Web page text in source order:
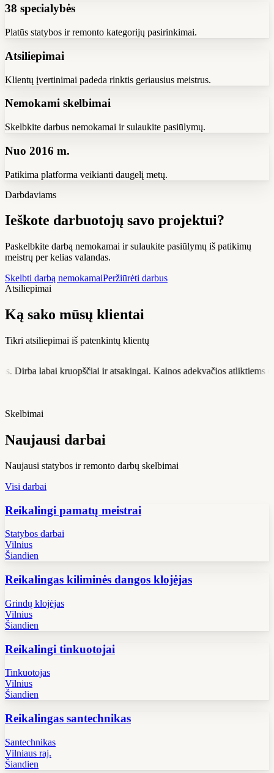
38 specialybės
Platūs statybos ir remonto kategorijų pasirinkimai.
Atsiliepimai
Klientų įvertinimai padeda rinktis geriausius meistrus.
Nemokami skelbimai
Skelbkite darbus nemokamai ir sulaukite pasiūlymų.
Nuo 2016 m.
Patikima platforma veikianti daugelį metų.
Darbdaviams
Ieškote darbuotojų savo projektui?
Paskelbkite darbą nemokamai ir sulaukite pasiūlymų iš patikimų
meistrų per kelias valandas.
Skelbti darbą nemokamaiPeržiūrėti darbus
Atsiliepimai
Ką sako mūsų klientai
Tikri atsiliepimai iš patenkintų klientų
atsakingai. Kainos adekvačios atliktiems darbams. Darbus
Skelbimai
Naujausi darbai
Naujausi statybos ir remonto darbų skelbimai
Visi darbai
Reikalingi pamatų meistrai
Statybos darbai
Vilnius
Šiandien
Reikalingas kiliminės dangos klojėjas
Grindų klojėjas
Vilnius
Šiandien
Reikalingi tinkuotojai
Tinkuotojas
Vilnius
Šiandien
Reikalingas santechnikas
Santechnikas
Vilniaus raj.
Šiandien